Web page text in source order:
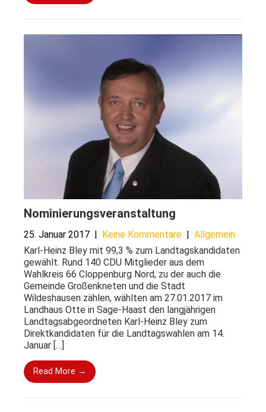
Nominierungsveranstaltung
25. Januar 2017 Keine Kommentare
Allgemein
Karl-Heinz Bley mit 99,3 % zum Landtagskandidaten
gewählt. Rund 140 CDU Mitglieder aus dem
Wahlkreis 66 Cloppenburg Nord, zu der auch die
Gemeinde Großenkneten und die Stadt
Wildeshausen zählen, wählten am 27.01.2017 im
Landhaus Otte in Sage-Haast den langjährigen
Landtagsabgeordneten Karl-Heinz Bley zum
Direktkandidaten für die Landtagswahlen am 14.
Januar […]
Read More →